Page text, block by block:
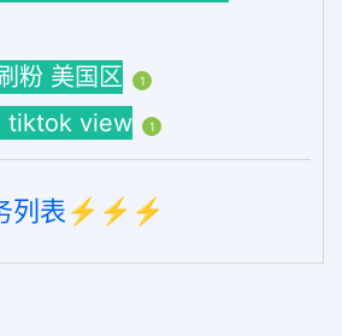
粉 美国区 1
tiktok view 1
列表⚡️⚡️⚡️